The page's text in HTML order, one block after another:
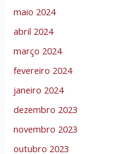
maio 2024
abril 2024
março 2024
fevereiro 2024
janeiro 2024
dezembro 2023
novembro 2023
outubro 2023